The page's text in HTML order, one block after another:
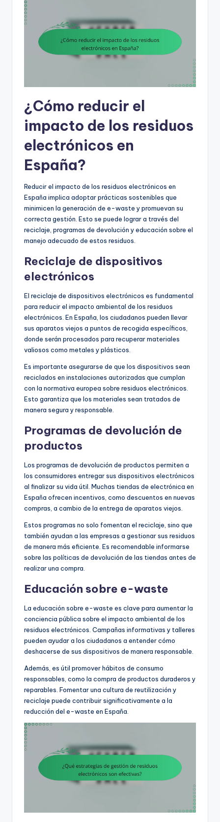
¿Cómo reducir el
impacto de los residuos
electrónicos en
España?
Reducir el impacto de los residuos electrónicos en
España implica adoptar prácticas sostenibles que
minimicen la generación de e-waste y promuevan su
correcta gestión. Esto se puede lograr a través del
reciclaje, programas de devolución y educación sobre el
manejo adecuado de estos residuos.
Reciclaje de dispositivos
electrónicos
El reciclaje de dispositivos electrónicos es fundamental
para reducir el impacto ambiental de los residuos
electrónicos. En España, los ciudadanos pueden llevar
sus aparatos viejos a puntos de recogida específicos,
donde serán procesados para recuperar materiales
valiosos como metales y plásticos.
Es importante asegurarse de que los dispositivos sean
reciclados en instalaciones autorizadas que cumplan
con la normativa europea sobre residuos electrónicos.
Esto garantiza que los materiales sean tratados de
manera segura y responsable.
Programas de devolución de
productos
Los programas de devolución de productos permiten a
los consumidores entregar sus dispositivos electrónicos
al finalizar su vida útil. Muchas tiendas de electrónica en
España ofrecen incentivos, como descuentos en nuevas
compras, a cambio de la entrega de aparatos viejos.
Estos programas no solo fomentan el reciclaje, sino que
también ayudan a las empresas a gestionar sus residuos
de manera más eficiente. Es recomendable informarse
sobre las políticas de devolución de las tiendas antes de
realizar una compra.
Educación sobre e-waste
La educación sobre e-waste es clave para aumentar la
conciencia pública sobre el impacto ambiental de los
residuos electrónicos. Campañas informativas y talleres
pueden ayudar a los ciudadanos a entender cómo
deshacerse de sus dispositivos de manera responsable.
Además, es útil promover hábitos de consumo
responsables, como la compra de productos duraderos y
reparables. Fomentar una cultura de reutilización y
reciclaje puede contribuir significativamente a la
reducción del e-waste en España.